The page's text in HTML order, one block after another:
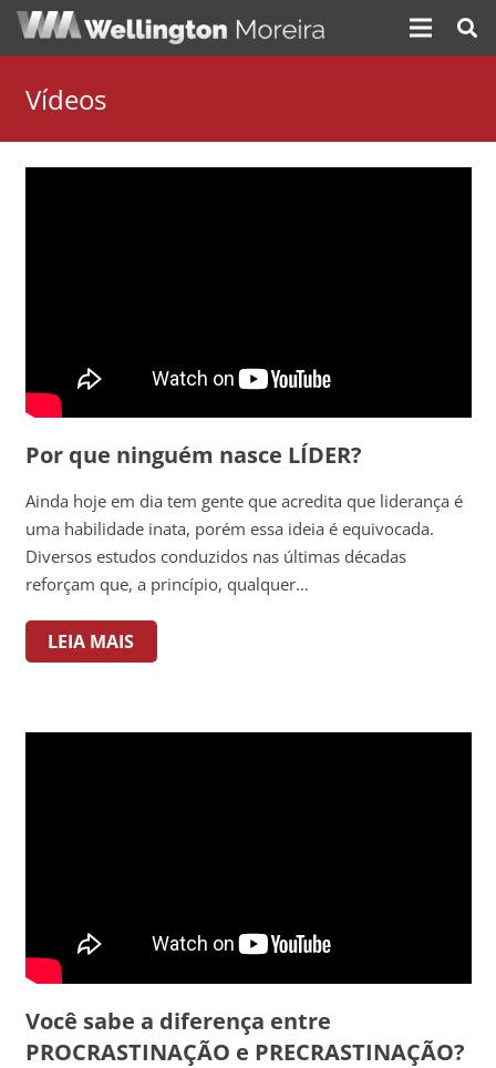
Vídeos
Por que ninguém nasce LÍDER?
Ainda hoje em dia tem gente que acredita que liderança é
uma habilidade inata, porém essa ideia é equivocada.
Diversos estudos conduzidos nas últimas décadas
reforçam que, a princípio, qualquer…
LEIA MAIS
Você sabe a diferença entre
PROCRASTINAÇÃO e PRECRASTINAÇÃO?